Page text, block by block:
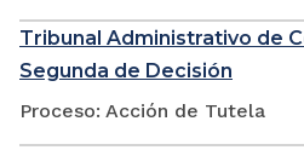
Tribunal Administrativo de
Segunda de Decisión
Proceso: Acción de Tutela